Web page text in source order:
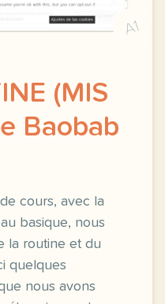
A1
(MIS
Baobab
cours, avec la
basique, nous
la routine et du
quelques
nous avons